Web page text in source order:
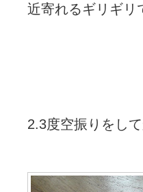
近寄れるギリギリ
2.3度空振りをし